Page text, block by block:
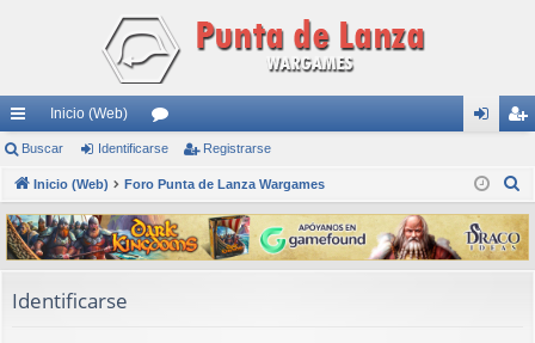
nl
ac
es
rá
pi
Inicio (Web)
or
os nti
fic
ar
ist
ra
rs
Buscar Identificarse Registrarse
Inicio (Web) Foro Punta de Lanza Wargames
s
c
Identificarse